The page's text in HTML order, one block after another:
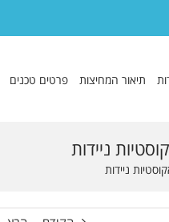
תיאור המחיצות פרטים טכנים
ניידות
ניידות